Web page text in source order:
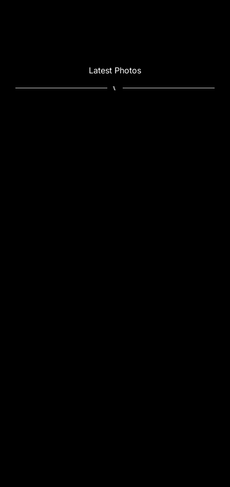
Latest Photos
⑊